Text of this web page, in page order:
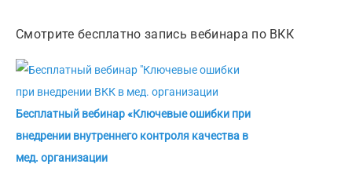
Смотрите бесплатно запись вебинара по ВКК
Бесплатный вебинар «Ключевые ошибки при
внедрении внутреннего контроля качества в
мед. организации